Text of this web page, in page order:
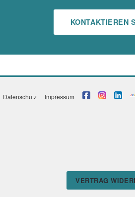
KONTAKTIEREN
Datenschutz Impressum
VERTRAG